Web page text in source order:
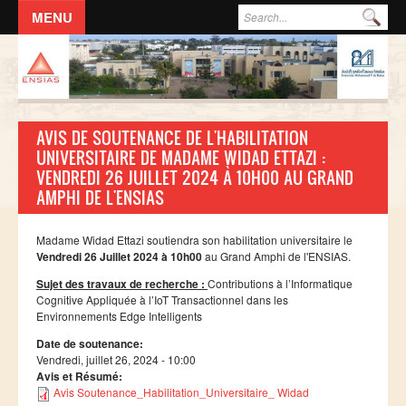
Formulaire de recherche
ACCUEIL
L'ECOLE
DIRECTION
Responsables administratifs
Départements
Demande d'odre de mission
Conseil de l'école
Résolutions du Conseil de l'école
Règlement Intérieur de l’ENSIAS
Commissions
AVIS DE SOUTENANCE DE L'HABILITATION
UNIVERSITAIRE DE MADAME WIDAD ETTAZI :
VENDREDI 26 JUILLET 2024 À 10H00 AU GRAND
AMPHI DE L'ENSIAS
Madame Widad Ettazi soutiendra son habilitation universitaire le
Vendredi 26 Juillet 2024 à 10h00au Grand Amphi de l'ENSIAS.
Sujet des travaux de recherche : Contributions à l’Informatique
Cognitive Appliquée à l’IoT Transactionnel dans les
Environnements Edge Intelligents
Date de soutenance:
Vendredi, juillet 26, 2024 - 10:00
Avis et Résumé:
Avis Soutenance_Habilitation_Universitaire_ Widad